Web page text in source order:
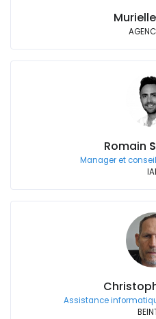
Murielle
Romain
Manager et
Assistance